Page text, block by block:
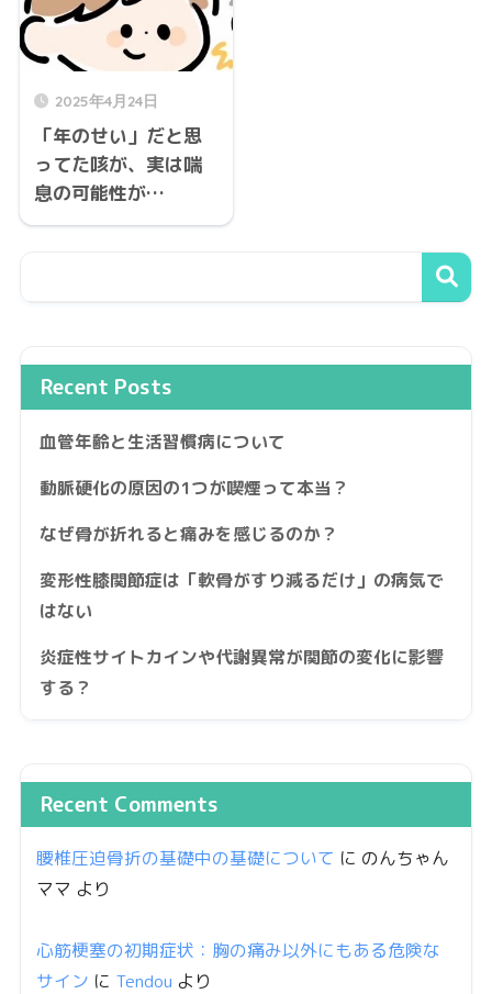
2025年4月24日
「年のせい」だと思
ってた咳が、実は喘
息の可能性が…
Recent Posts
血管年齢と生活習慣病について
動脈硬化の原因の1つが喫煙って本当？
なぜ骨が折れると痛みを感じるのか？
変形性膝関節症は「軟骨がすり減るだけ」の病気で
はない
炎症性サイトカインや代謝異常が関節の変化に影響
する？
Recent Comments
腰椎圧迫骨折の基礎中の基礎について に のんちゃん
ママ より
心筋梗塞の初期症状：胸の痛み以外にもある危険な
サイン に Tendou より